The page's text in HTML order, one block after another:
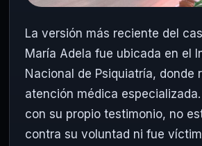
La versión más reciente del
María Adela fue ubicada en el
Nacional de Psiquiatría, donde
atención médica
con su propio testimonio, no
contra su voluntad ni fue